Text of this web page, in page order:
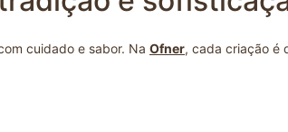
NO DELIVERY
R$ 13,
cuidado e sabor. Na Ofner, cada criação é
para diferentes ocasiões. Seja para
portfólio, é possível encontrar